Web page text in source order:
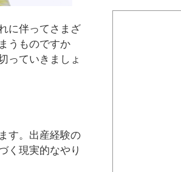
に伴ってさまざ
うものですか
っていきましょ
す。出産経験の
く現実的なやり